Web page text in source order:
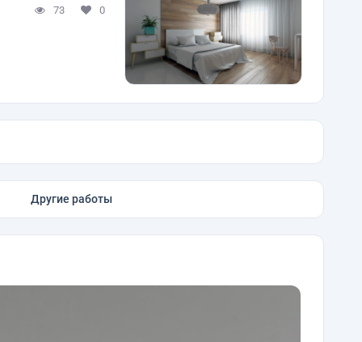
73 0
Другие работы